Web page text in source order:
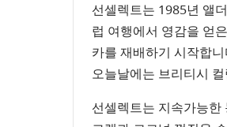
선셀렉트는 1985년 앨
럽 여행에서 영감을 얻
카를 재배하기 시작합
오늘날에는 브리티시
선셀렉트는 지속가능